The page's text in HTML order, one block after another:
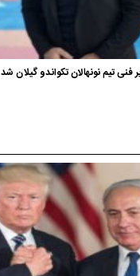
تیم نونهالان تکواندو گیلان شد